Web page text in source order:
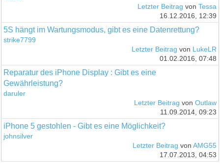
Letzter Beitrag von Tessa
16.12.2016, 12:39
5S hängt im Wartungsmodus, gibt es eine Datenrettung?
strike7799
Letzter Beitrag von LukeLR
01.02.2016, 07:48
Reparatur des iPhone Display : Gibt es eine
Gewährleistung?
daruler
Letzter Beitrag von Outlaw
11.09.2014, 09:23
iPhone 5 gestohlen - Gibt es eine Möglichkeit?
johnsilver
Letzter Beitrag von AMG55
17.07.2013, 04:53